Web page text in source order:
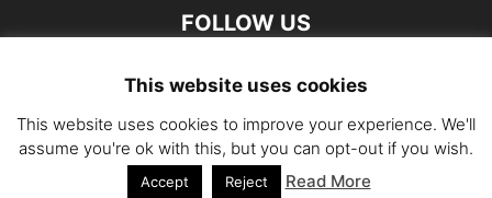
FOLLOW US
©
This website uses cookies
This website uses cookies to improve your experience. We'll
assume you're ok with this, but you can opt-out if you wish.
Accept Reject Read More